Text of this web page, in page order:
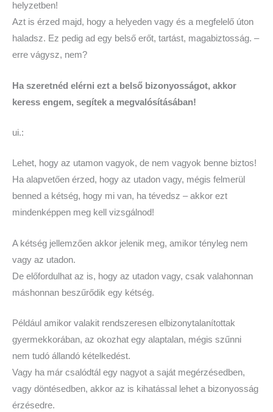
helyzetben!
Azt is érzed majd, hogy a helyeden vagy és a megfelelő úton
haladsz. Ez pedig ad egy belső erőt, tartást, magabiztosság. –
erre vágysz, nem?
Ha szeretnéd elérni ezt a belső bizonyosságot, akkor
keress engem, segítek a megvalósításában!
ui.:
Lehet, hogy az utamon vagyok, de nem vagyok benne biztos!
Ha alapvetően érzed, hogy az utadon vagy, mégis felmerül
benned a kétség, hogy mi van, ha tévedsz – akkor ezt
mindenképpen meg kell vizsgálnod!
A kétség jellemzően akkor jelenik meg, amikor tényleg nem
vagy az utadon.
De előfordulhat az is, hogy az utadon vagy, csak valahonnan
máshonnan beszűrődik egy kétség.
Például amikor valakit rendszeresen elbizonytalanítottak
gyermekkorában, az okozhat egy alaptalan, mégis szűnni
nem tudó állandó kételkedést.
Vagy ha már csalódtál egy nagyot a saját megérzésedben,
vagy döntésedben, akkor az is kihatással lehet a bizonyosság
érzésedre.